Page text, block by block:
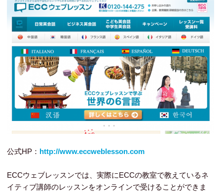
公式HP： http://www.eccweblesson.com
ECCウェブレッスンでは、実際にECCの教室で教えているネ
イティブ講師のレッスンをオンラインで受けることができま